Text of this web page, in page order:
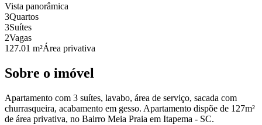
Vista panorâmica
3Quartos
3Suítes
2Vagas
127.01 m²Área privativa
Sobre o imóvel
Apartamento com 3 suítes, lavabo, área de serviço, sacada com
churrasqueira, acabamento em gesso. Apartamento dispõe de 127m²
de área privativa, no Bairro Meia Praia em Itapema - SC.